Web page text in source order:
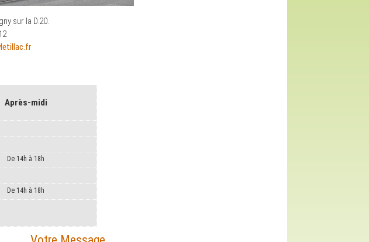
sur la D.20.
Après-midi
De 14h à 18h
De 14h à 18h